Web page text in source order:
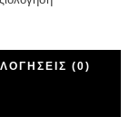
(0)